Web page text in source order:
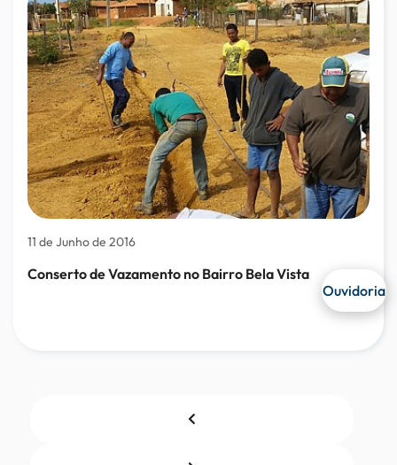
11 de Junho de 2016
Conserto de Vazamento no Bairro Bela Vista
Ouvidoria